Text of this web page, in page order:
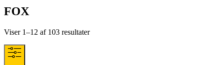
FOX
Viser 1–12 af 103 resultaterSorteret